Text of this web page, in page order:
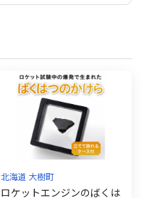
北海道 大樹町
ロケットエンジンのばくは